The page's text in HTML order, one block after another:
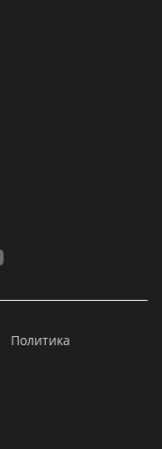
Политика